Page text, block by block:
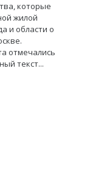
которые
жилой
и области о
отмечались
текст...